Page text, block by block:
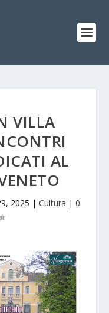
VILLA
AL
2025 | Cultura | 0